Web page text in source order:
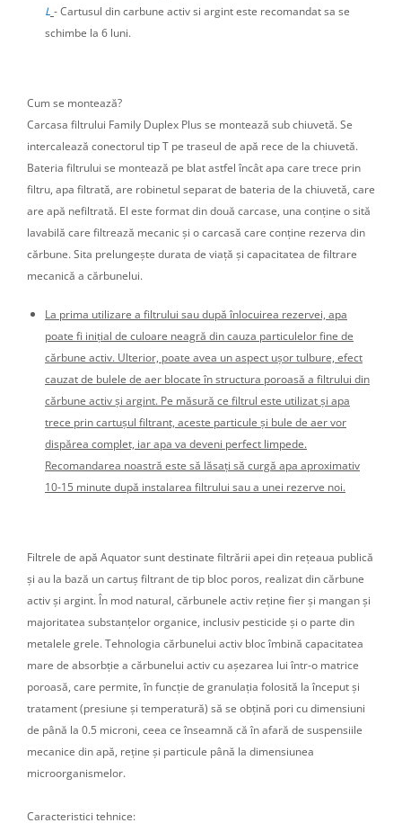
L - Cartusul din carbune activ si argint este recomandat sa se
schimbe la 6 luni.
Cum se montează?
Carcasa filtrului Family Duplex Plus se montează sub chiuvetă. Se
intercalează conectorul tip T pe traseul de apă rece de la chiuvetă.
Bateria filtrului se montează pe blat astfel încât apa care trece prin
filtru, apa filtrată, are robinetul separat de bateria de la chiuvetă, care
are apă nefiltrată. El este format din două carcase, una conține o sită
lavabilă care filtrează mecanic și o carcasă care conține rezerva din
cărbune. Sita prelungește durata de viață și capacitatea de filtrare
mecanică a cărbunelui.
La prima utilizare a filtrului sau după înlocuirea rezervei, apa
poate fi inițial de culoare neagră din cauza particulelor fine de
cărbune activ. Ulterior, poate avea un aspect ușor tulbure, efect
cauzat de bulele de aer blocate în structura poroasă a filtrului din
cărbune activ și argint. Pe măsură ce filtrul este utilizat și apa
trece prin cartușul filtrant, aceste particule și bule de aer vor
dispărea complet, iar apa va deveni perfect limpede.
Recomandarea noastră este să lăsați să curgă apa aproximativ
10-15 minute după instalarea filtrului sau a unei rezerve noi.
Filtrele de apă Aquator sunt destinate filtrării apei din rețeaua publică
și au la bază un cartuș filtrant de tip bloc poros, realizat din cărbune
activ și argint. În mod natural, cărbunele activ reține fier și mangan și
majoritatea substanțelor organice, inclusiv pesticide și o parte din
metalele grele. Tehnologia cărbunelui activ bloc îmbină capacitatea
mare de absorbție a cărbunelui activ cu așezarea lui într-o matrice
poroasă, care permite, în funcție de granulația folosită la început și
tratament (presiune și temperatură) să se obțină pori cu dimensiuni
de până la 0.5 microni, ceea ce înseamnă că în afară de suspensiile
mecanice din apă, reține și particule până la dimensiunea
microorganismelor.
Caracteristici tehnice: